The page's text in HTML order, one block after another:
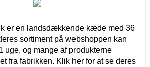
er en landsdækkende kæde med 36
sortiment på webshoppen kan
uge, og mange af produkterne
fra fabrikken. Klik her for at se deres